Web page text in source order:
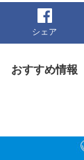
シェア
おすすめ情報